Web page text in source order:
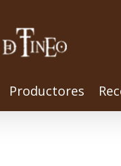
Productores